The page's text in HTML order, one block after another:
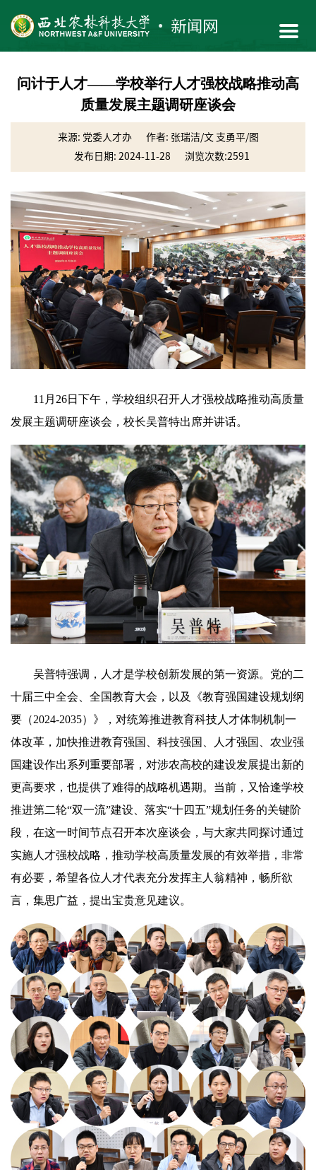
问计于人才——学校举行人才强校战略推动高
质量发展主题调研座谈会
来源: 党委人才办
作者: 张瑞洁/文 支勇平/图
发布日期: 2024-11-28
浏览次数:2591
11月26日下午，学校组织召开人才强校战略推动高质量
发展主题调研座谈会，校长吴普特出席并讲话。
吴普特强调，人才是学校创新发展的第一资源。党的二
十届三中全会、全国教育大会，以及《教育强国建设规划纲
要（2024-2035）》，对统筹推进教育科技人才体制机制一
体改革，加快推进教育强国、科技强国、人才强国、农业强
国建设作出系列重要部署，对涉农高校的建设发展提出新的
更高要求，也提供了难得的战略机遇期。当前，又恰逢学校
推进第二轮“双一流”建设、落实“十四五”规划任务的关键阶
段，在这一时间节点召开本次座谈会，与大家共同探讨通过
实施人才强校战略，推动学校高质量发展的有效举措，非常
有必要，希望各位人才代表充分发挥主人翁精神，畅所欲
言，集思广益，提出宝贵意见建议。